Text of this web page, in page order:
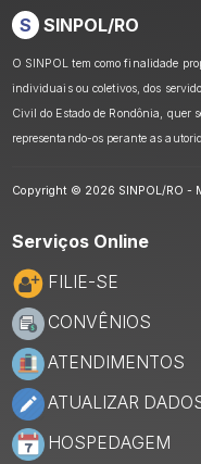
S SINPOL/RO
O SINPOL tem como finalidade
individuais ou coletivos, dos
Civil do Estado de Rondônia, quer
representando-os perante as
Copyright © 2026 SINPOL/RO -
Serviços Online
FILIE-SE
CONVÊNIOS
ATENDIMENTOS
ATUALIZAR
HOSPEDAGEM